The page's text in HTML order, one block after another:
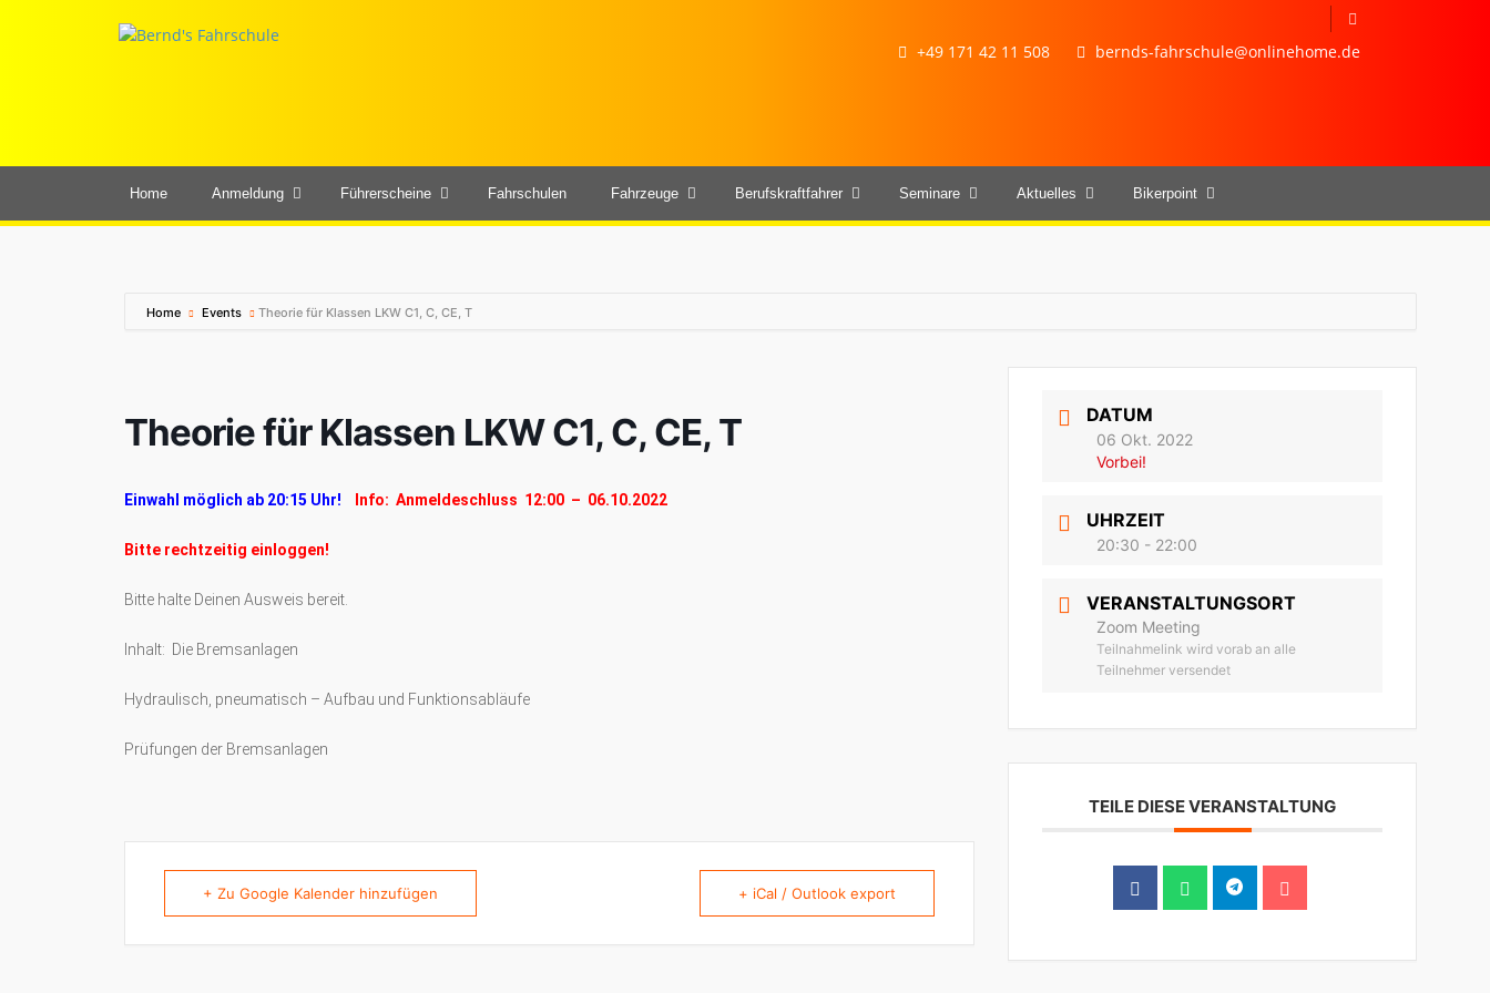
+49 171 42 11 508 bernds-fahrschule@onlinehome.de
Home Anmeldung Führerscheine Fahrschulen Fahrzeuge Berufskraftfahrer Seminare Aktuelles Bikerpoint
Home Events Theorie für Klassen LKW C1, C, CE, T
Theorie für Klassen LKW C1, C, CE, T
Einwahl möglich ab 20:15 Uhr! Info: Anmeldeschluss 12:00 – 06.10.2022
Bitte rechtzeitig einloggen!
Bitte halte Deinen Ausweis bereit.
Inhalt: Die Bremsanlagen
Hydraulisch, pneumatisch – Aufbau und Funktionsabläufe
Prüfungen der Bremsanlagen
+ Zu Google Kalender hinzufügen + iCal / Outlook export
DATUM
06 Okt. 2022
Vorbei!
UHRZEIT
20:30 - 22:00
VERANSTALTUNGSORT
Zoom Meeting
Teilnahmelink wird vorab an alle
Teilnehmer versendet
TEILE DIESE VERANSTALTUNG